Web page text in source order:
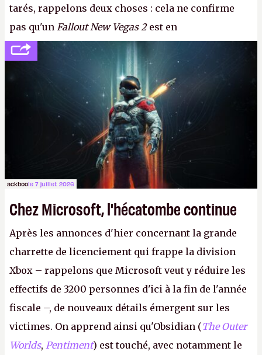
tarés, rappelons deux choses : cela ne confirme
pas qu'un Fallout New Vegas 2est en
développement (pour ce que l'on sait, ils bossent
peut-être sur
Fallout Football ou
Fallout vs. Les
Lapins Crétins) et l'Obsidian d'aujourd'hui n'est plus
le même studio qu'il y a 15 ans. Mais bon, OK, on
peut commencer à fantasmer.A.
ackboole 7 juillet 2026
Chez Microsoft, l'hécatombe continue
Après les annonces d'hier concernant la grande
charrette de licenciement qui frappe la division
Xbox – rappelons que Microsoft veut y réduire les
effectifs de 3200 personnes d'ici à la fin de l'année
fiscale –, de nouveaux détails émergent sur les
victimes. On apprend ainsi qu'Obsidian (The Outer
Worlds, Pentiment) est touché, avec notamment le